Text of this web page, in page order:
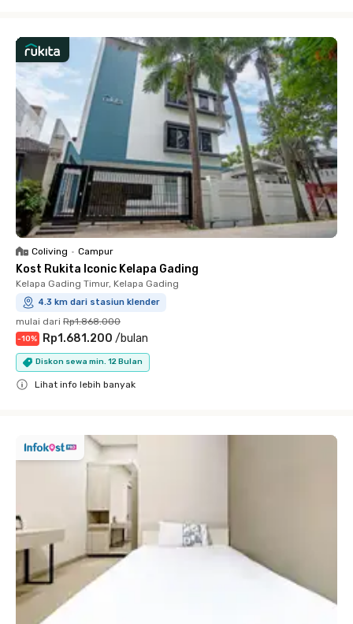
Coliving • Campur
Kost Rukita Iconic Kelapa Gading
Kelapa Gading Timur, Kelapa Gading
4.3 km dari stasiun klender
mulai dari Rp1.868.000
-10% Rp1.681.200 /bulan
Diskon sewa min. 12 Bulan
Lihat info lebih banyak